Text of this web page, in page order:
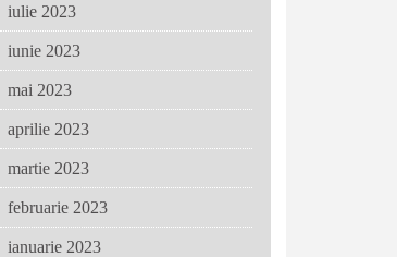
iulie 2023
iunie 2023
mai 2023
aprilie 2023
martie 2023
februarie 2023
ianuarie 2023